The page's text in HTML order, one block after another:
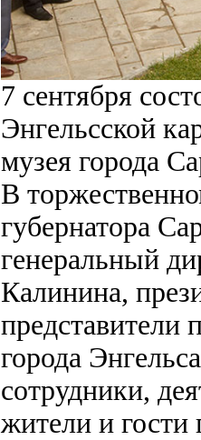
7 сентября
Энгельсской
музея города
В
губернатора
генеральный
Калинина,
представители
города
сотрудники,
жители и гости